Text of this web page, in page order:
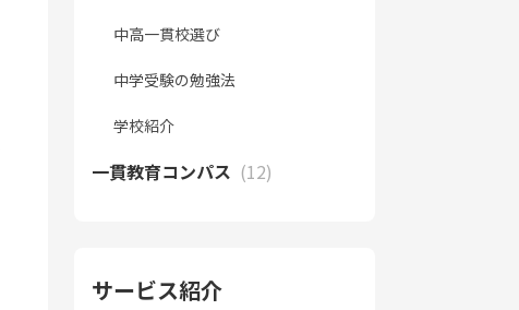
中高一貫校選び
中学受験の勉強法
学校紹介
一貫教育コンパス (12)
サービス紹介